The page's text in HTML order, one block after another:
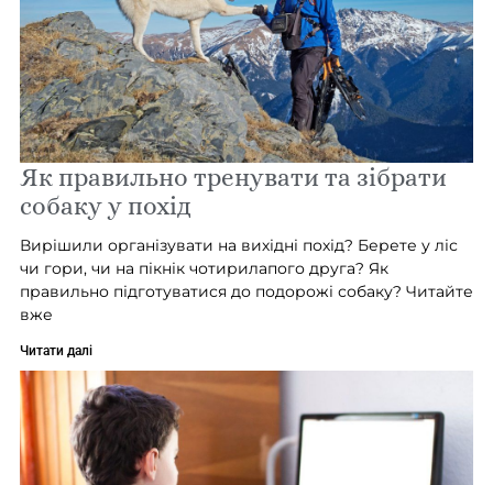
Як правильно тренувати та зібрати
собаку у похід
Вирішили організувати на вихідні похід? Берете у ліс
чи гори, чи на пікнік чотирилапого друга? Як
правильно підготуватися до подорожі собаку? Читайте
вже
Читати далі